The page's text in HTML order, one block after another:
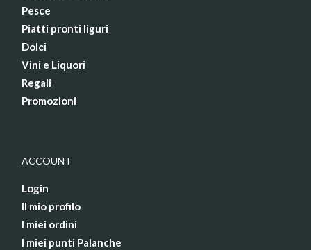
Pesce
Piatti pronti liguri
Dolci
Vini e Liquori
Regali
Promozioni
ACCOUNT
Login
Il mio profilo
I miei ordini
I miei punti Palanche